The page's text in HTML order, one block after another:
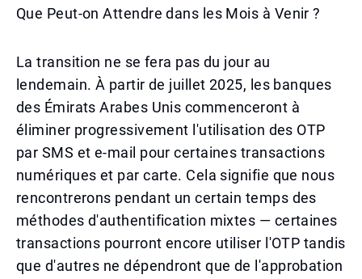
Que Peut-on Attendre dans les Mois à Venir ?
La transition ne se fera pas du jour au
lendemain. À partir de juillet 2025, les banques
des Émirats Arabes Unis commenceront à
éliminer progressivement l'utilisation des OTP
par SMS et e-mail pour certaines transactions
numériques et par carte. Cela signifie que nous
rencontrerons pendant un certain temps des
méthodes d'authentification mixtes — certaines
transactions pourront encore utiliser l'OTP tandis
que d'autres ne dépendront que de l'approbation